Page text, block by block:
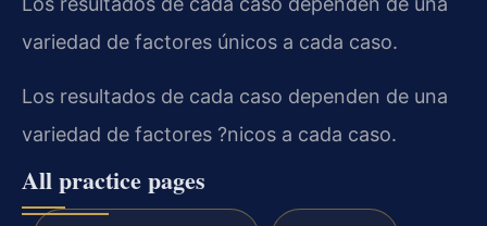
variedad de factores únicos a cada caso.
Los resultados de cada caso dependen de una
variedad de factores ?nicos a cada caso.
All practice pages